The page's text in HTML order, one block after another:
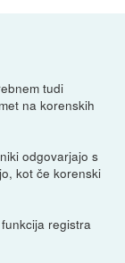
tudi
na korenskih
odgovarjajo s
kot če korenski
registra